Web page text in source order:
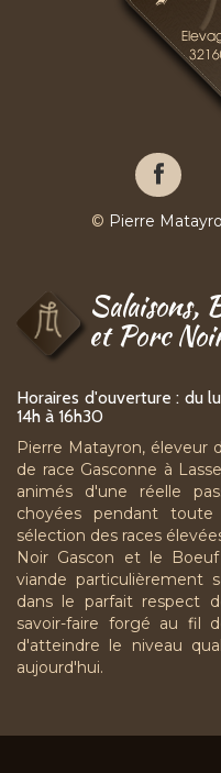
Pierre
sur
© Pierre
Salaisons,
et Porc
Horaires d'ouverture : du
14h à 16h30
Pierre Matayron, éleveur
de race Gasconne à
animés d'une réelle
choyées pendant
sélection des races
Noir Gascon et le
viande particulièrement
dans le parfait respect
savoir-faire forgé au fil
d'atteindre le niveau
aujourd'hui.